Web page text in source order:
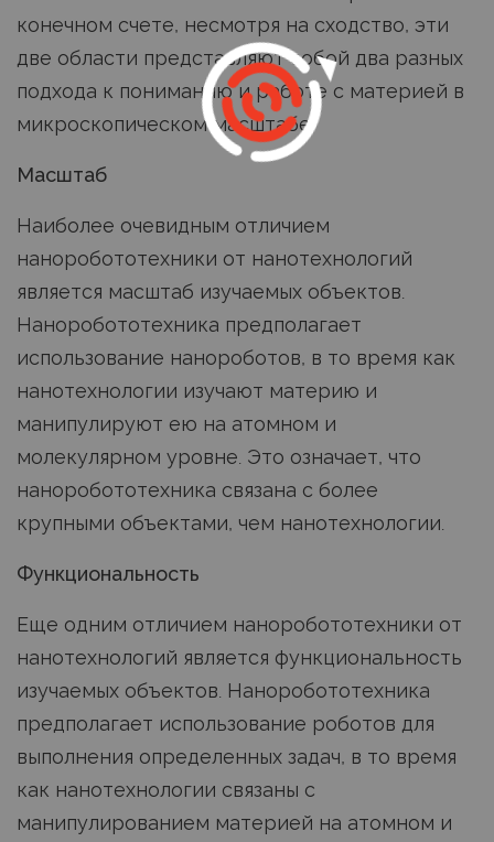
конечном счете, несмотря на сходство, эти
две области представляют собой два разных
подхода к пониманию и работе с материей в
микроскопическом масштабе.
Масштаб
Наиболее очевидным отличием
наноробототехники от нанотехнологий
является масштаб изучаемых объектов.
Наноробототехника предполагает
использование нанороботов, в то время как
нанотехнологии изучают материю и
манипулируют ею на атомном и
молекулярном уровне. Это означает, что
наноробототехника связана с более
крупными объектами, чем нанотехнологии.
Функциональность
Еще одним отличием наноробототехники от
нанотехнологий является функциональность
изучаемых объектов. Наноробототехника
предполагает использование роботов для
выполнения определенных задач, в то время
как нанотехнологии связаны с
манипулированием материей на атомном и